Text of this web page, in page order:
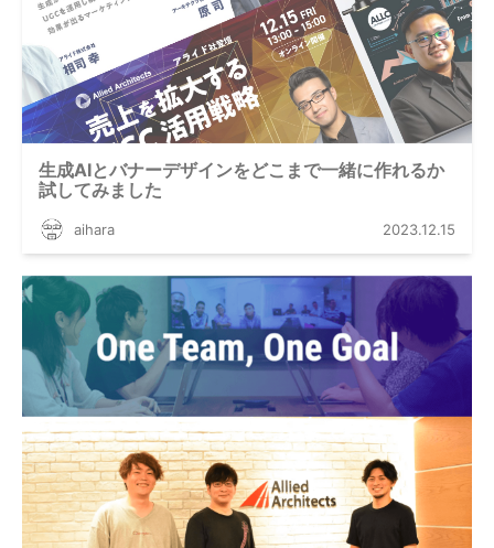
生成AIとバナーデザインをどこまで一緒に作れるか
試してみました
aihara 2023.12.15